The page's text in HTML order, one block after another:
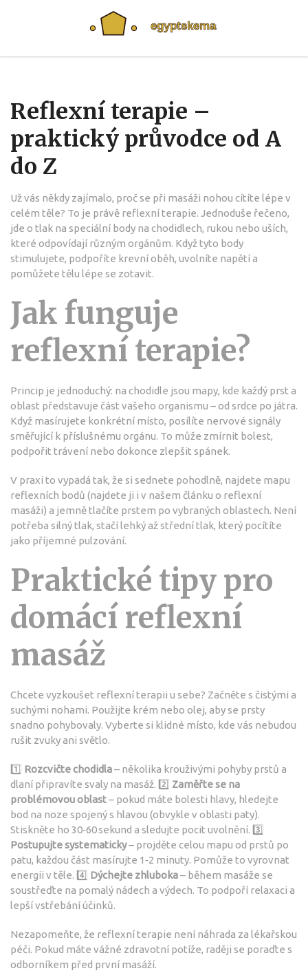
Reflexní terapie –
praktický průvodce od A
do Z
Už vás někdy zajímalo, proč se při masáži nohou cítíte lépe v
celém těle? To je právě reflexní terapie. Jednoduše řečeno,
jde o tlak na speciální body na chodidlech, rukou nebo uších,
které odpovídají různým orgánům. Když tyto body
stimulujete, podpoříte krevní oběh, uvolníte napětí a
pomůžete tělu lépe se zotavit.
Jak funguje
reflexní terapie?
Princip je jednoduchý: na chodidle jsou mapy, kde každý prst a
oblast představuje část vašeho organismu – od srdce po játra.
Když masírujete konkrétní místo, posílíte nervové signály
směřující k příslušnému orgánu. To může zmírnit bolest,
podpořit trávení nebo dokonce zlepšit spánek.
V praxi to vypadá tak, že si sednete pohodlně, najdete mapu
reflexních bodů (najdete ji i v našem článku o reflexní
masáži) a jemně tlačíte prstem po vybraných oblastech. Není
potřeba silný tlak, stačí lehký až střední tlak, který pocítíte
jako příjemné pulzování.
Praktické tipy pro
domácí reflexní
masáž
Chcete vyzkoušet reflexní terapii u sebe? Začněte s čistými a
suchými nohami. Použijte krém nebo olej, aby se prsty
snadno pohybovaly. Vyberte si klidné místo, kde vás nebudou
rušit zvuky ani světlo.
1️⃣ Rozcvičte chodidla– několika krouživými pohyby prstů a
dlaní připravíte svaly na masáž. 2️⃣ Zaměřte se na
problémovou oblast– pokud máte bolesti hlavy, hledejte
bod na noze spojený s hlavou (obvykle v oblasti paty).
Stiskněte ho 30‑60 sekund a sledujte pocit uvolnění. 3️⃣
Postupujte systematicky– projděte celou mapu od prstů po
patu, každou část masírujte 1‑2 minuty. Pomůže to vyrovnat
energii v těle. 4️⃣ Dýchejte zhluboka– během masáže se
soustřeďte na pomalý nádech a výdech. To podpoří relaxaci a
lepší vstřebání účinků.
Nezapomeňte, že reflexní terapie není náhrada za lékařskou
péči. Pokud máte vážné zdravotní potíže, raději se poraďte s
odborníkem před první masáží.